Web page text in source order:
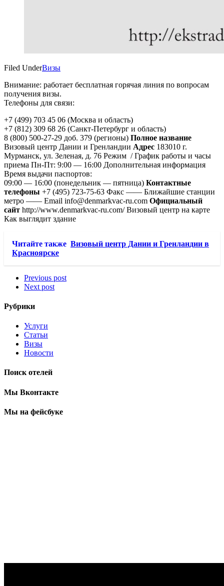
Filed UnderВизы
Внимание: работает бесплатная горячая линия по вопросам
получения визы.
Телефоны для связи:
+7 (499) 703 45 06 (Москва и область)
+7 (812) 309 68 26 (Санкт-Петербург и область)
8 (800) 500-27-29 доб. 379 (регионы) Полное название
Визовый центр Дании и Гренландии Адрес 183010 г.
Мурманск, ул. Зеленая, д. 76 Режим / График работы и часы
приема Пн-Пт: 9:00 — 16:00 Дополнительная информация
Время выдачи паспортов:
09:00 — 16:00 (понедельник — пятница) Контактные
телефоны +7 (495) 723-75-63 Факс —— Ближайшие станции
метро —— Email info@denmarkvac-ru.com Официальный
сайт http://www.denmarkvac-ru.com/ Визовый центр на карте
Как выглядит здание
Читайте также Визовый центр Дании и Гренландии в
Красноярске
Previous post
Next post
Рубрики
Услуги
Статьи
Визы
Новости
Поиск отелей
Мы Вконтакте
Мы на фейсбуке